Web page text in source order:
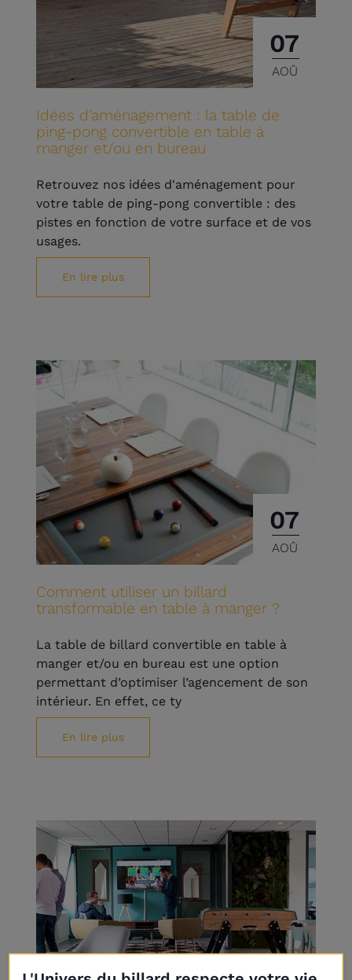
07
AOÛ
Idées d’aménagement : la table de
ping-pong convertible en table à
manger et/ou en bureau
Retrouvez nos idées d'aménagement pour
votre table de ping-pong convertible : des
pistes en fonction de votre surface et de vos
usages.
En lire plus
07
AOÛ
Comment utiliser un billard
transformable en table à manger ?
La table de billard convertible en table à
manger et/ou en bureau est une option
permettant d’optimiser l’agencement de son
intérieur. En effet, ce ty
En lire plus